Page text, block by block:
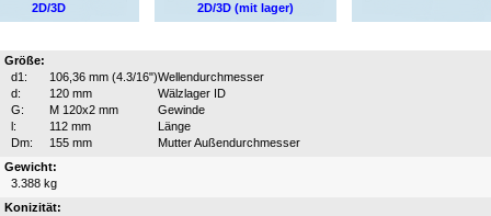
2D/3D
2D/3D (mit lager)
Größe:
d1:
106,36 mm (4.3/16")Wellendurchmesser
d:
120 mm
Wälzlager ID
G:
M 120x2 mm
Gewinde
l:
112 mm
Länge
Dm:
155 mm
Mutter Außendurchmesser
Gewicht:
3.388 kg
Konizität: